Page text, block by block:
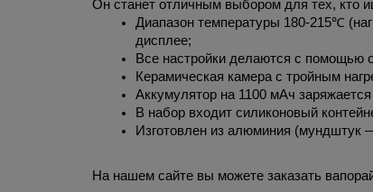
Он станет отличным выбором для тех, кто
Диапазон температуры 180-215℃
дисплее;
Все настройки делаются с помощью
Керамическая камера с тройным
Аккумулятор на 1100 мАч
В набор входит силиконовый
Изготовлен из алюминия (мундштук
На нашем сайте вы можете заказать